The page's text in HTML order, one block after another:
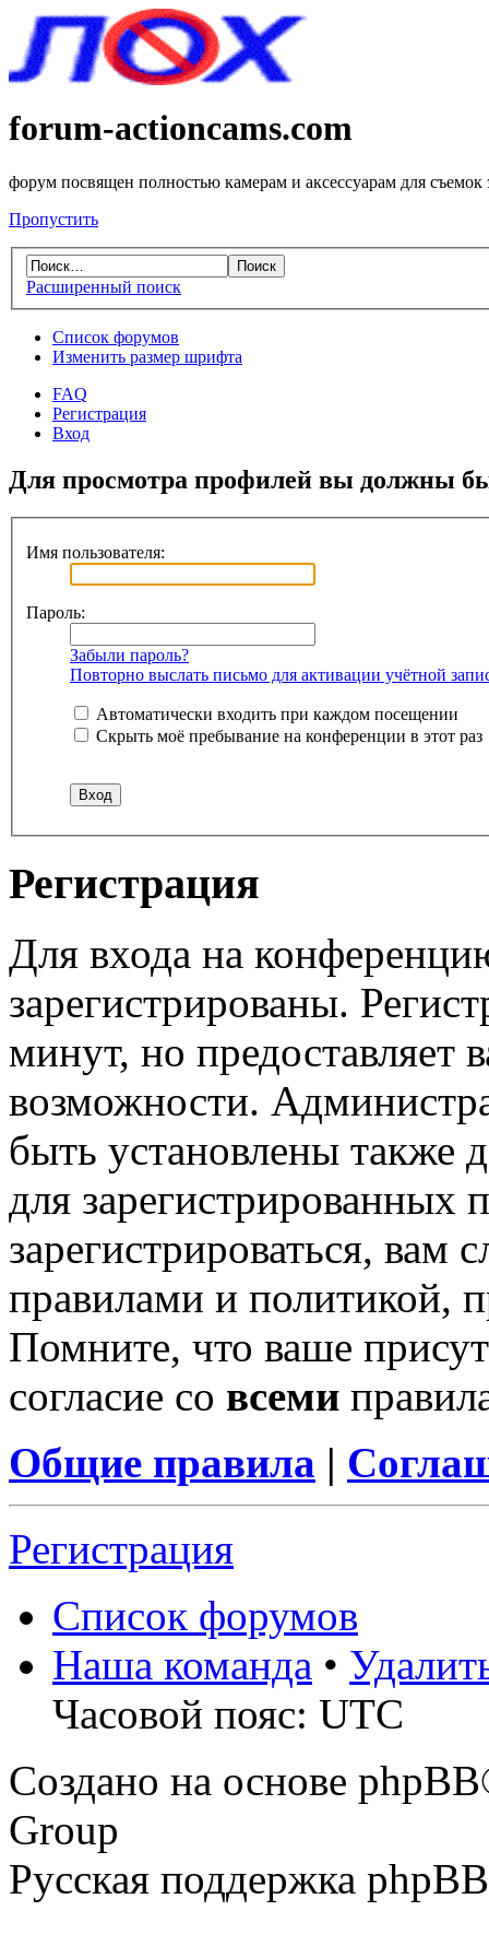
forum-actioncams.com
форум посвящен полностью камерам и аксессуарам для съемок
Пропустить
Расширенный поиск
Список форумов
Изменить размер шрифта
FAQ
Регистрация
Вход
Для просмотра профилей вы должны
Имя пользователя:
Пароль:
Забыли пароль?
Повторно выслать письмо для активации учётной
Автоматически входить при каждом посещении
Скрыть моё пребывание на конференции в этот раз
Регистрация
Для входа на
зарегистрированы.
минут, но предоставляет
возможности.
быть установлены также
для зарегистрированных
зарегистрироваться, вам
правилами и политикой,
Помните, что ваше
согласие со всеми
Общие правила |
Регистрация
Список форумов
Наша команда •
Часовой пояс: UTC
Создано на основе
Group
Русская поддержка phpBB